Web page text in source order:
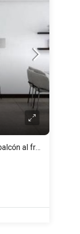
EN VENTA Monoambiente c/ balcón al frente- Cafferata 800 – Echesortu, Rosario